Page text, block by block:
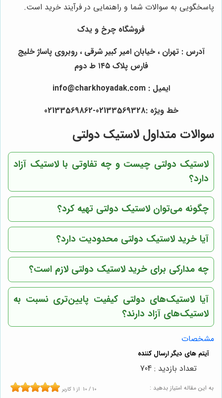
پاسخگویی به سوالات شما و راهنمایی در فرآیند خرید است.
فروشگاه چرخ و یدک
آدرس : تهران ، خیابان امیر کبیر شرقی ، روبروی پاساژ خلیج
فارس پلاک ۱۴۵ ط دوم
ایمیل : info@charkhoyadak.com
خط ویژه :02133569328-02133569862
سوالات متداول لاستیک دولتی
لاستیک دولتی چیست و چه تفاوتی با لاستیک آزاد
دارد؟
چگونه می‌توان لاستیک دولتی تهیه کرد؟
آیا خرید لاستیک دولتی محدودیت دارد؟
چه مدارکی برای خرید لاستیک دولتی لازم است؟
آیا لاستیک‌های دولتی کیفیت پایین‌تری نسبت به
لاستیک‌های آزاد دارند؟
مشخصات
به این مقاله امتیاز بدهید : 10 / 10 از 1 کاربر
تعداد بازدید : 704